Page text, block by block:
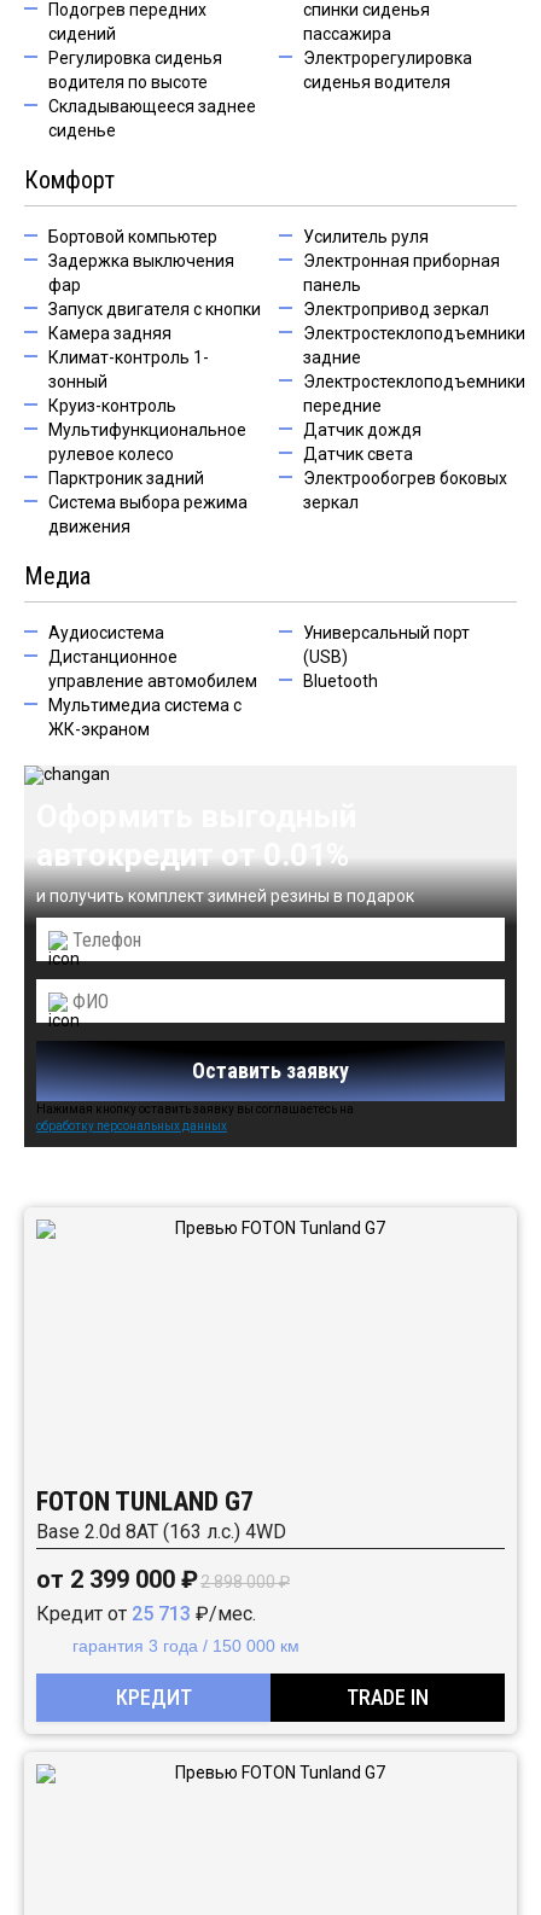
Подогрев передних
сидений
Регулировка сиденья
водителя по высоте
Складывающееся заднее
сиденье
спинки сиденья
пассажира
Электрорегулировка
сиденья водителя
Комфорт
Бортовой компьютер
Задержка выключения
фар
Запуск двигателя с кнопки
Камера задняя
Климат-контроль 1-
зонный
Круиз-контроль
Мультифункциональное
рулевое колесо
Парктроник задний
Система выбора режима
движения
Усилитель руля
Электронная приборная
панель
Электропривод зеркал
Электростеклоподъемники
задние
Электростеклоподъемники
передние
Датчик дождя
Датчик света
Электрообогрев боковых
зеркал
Медиа
Аудиосистема
Дистанционное
управление автомобилем
Мультимедиа система с
ЖК-экраном
Универсальный порт
(USB)
Bluetooth
автокредит от 0.01%
и получить комплект зимней резины в подарок
Оставить заявку
Нажимая кнопку оставить заявку вы соглашаетесь на
обработку персональных данных
FOTON TUNLAND G7
Base 2.0d 8AT (163 л.с.) 4WD
от 2 399 000 ₽2 898 000 ₽
Кредит от 25 713 ₽/мес.
гарантия 3 года / 150 000 км
КРЕДИТ TRADE IN